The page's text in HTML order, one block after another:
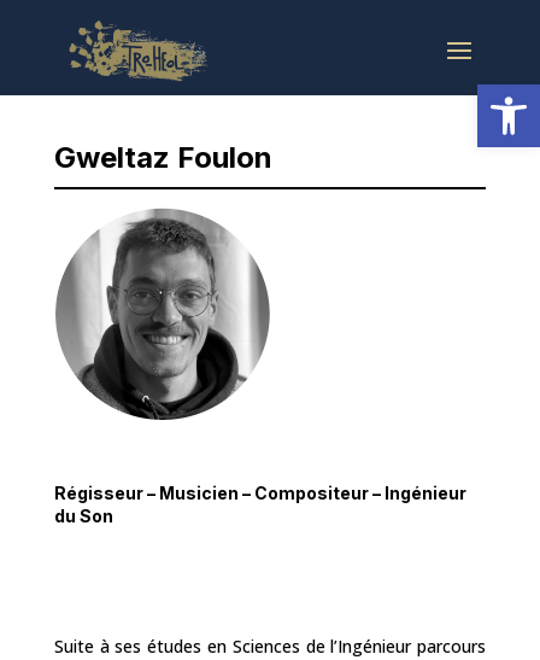
Ouvrir
Gweltaz Foulon
Régisseur – Musicien – Compositeur – Ingénieur
du Son
Suite à ses études en Sciences de l’Ingénieur parcours